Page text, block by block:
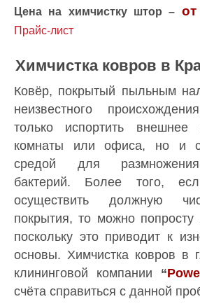
Цена на химчистку штор –
Прайс-лист
Химчистка ковров в
Ковёр, покрытый пыльным
неизвестного
только испортить внешнее
комнаты или офиса, но и
средой для
бактерий. Более того,
осуществить должную
покрытия, то можно попросту
поскольку это приводит к
основы. Химчистка ковров в
клининговой компании “
счёта справиться с данной